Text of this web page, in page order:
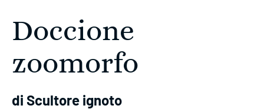
Doccione
zoomorfo
di Scultore ignoto